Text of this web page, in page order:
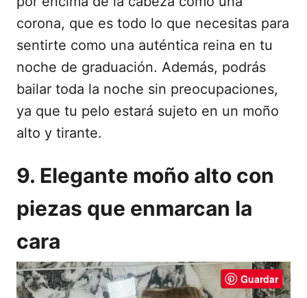
corona, que es todo lo que necesitas para
sentirte como una auténtica reina en tu
noche de graduación. Además, podrás
bailar toda la noche sin preocupaciones,
ya que tu pelo estará sujeto en un moño
alto y tirante.
9. Elegante moño alto con
piezas que enmarcan la
cara
Guardar